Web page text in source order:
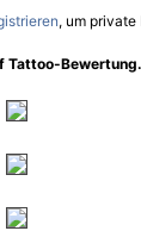
, um
Tattoo-